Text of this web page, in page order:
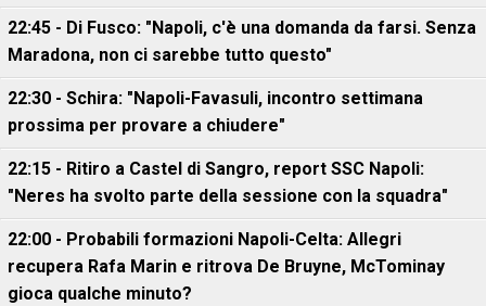
22:45 - Di Fusco: "Napoli, c'è una domanda da farsi. Senza
Maradona, non ci sarebbe tutto questo"
22:30 - Schira: "Napoli-Favasuli, incontro settimana
prossima per provare a chiudere"
22:15 - Ritiro a Castel di Sangro, report SSC Napoli:
"Neres ha svolto parte della sessione con la squadra"
22:00 - Probabili formazioni Napoli-Celta: Allegri
recupera Rafa Marin e ritrova De Bruyne, McTominay
gioca qualche minuto?